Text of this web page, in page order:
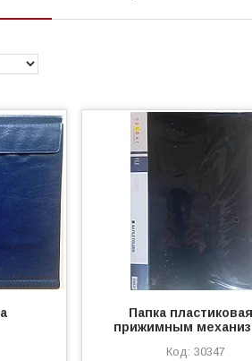
Папка
прижимным
30347